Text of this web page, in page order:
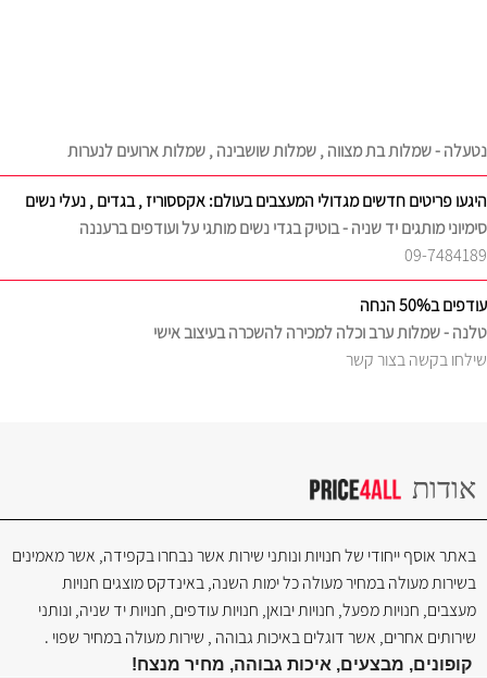
היגעו פריטים חדשים מגדולי המעצבים בעולם: אקססוריז , בגדים , נעלי נשים
סימיוני מותגים יד שניה - בוטיק בגדי נשים מותגי על ועודפים ברעננה
09-7484189
עודפים ב50% הנחה
טלנה - שמלות ערב וכלה למכירה להשכרה בעיצוב אישי
שילחו בקשה בצור קשר
אודות
באתר אוסף ייחודי של חנויות ונותני שירות אשר נבחרו בקפידה, אשר מאמינים
בשירות מעולה במחיר מעולה כל ימות השנה, באינדקס מוצגים חנויות
מעצבים, חנויות מפעל, חנויות יבואן, חנויות עודפים, חנויות יד שניה, ונותני
שירותים אחרים, אשר דוגלים באיכות גבוהה , שירות מעולה במחיר שפוי .
קופונים, מבצעים, איכות גבוהה, מחיר מנצח!